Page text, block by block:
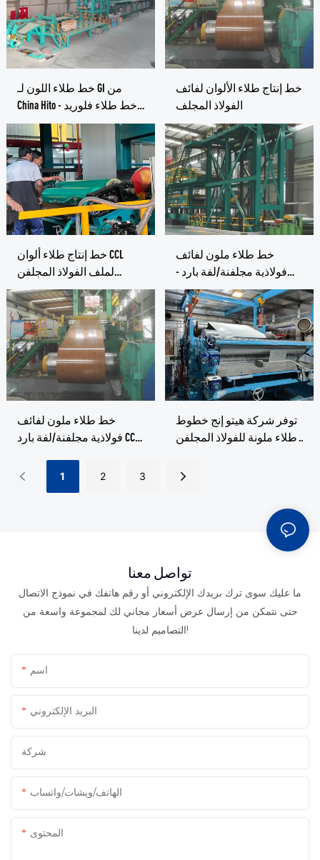
خط طلاء اللون لـ GI من
China Hito - خط طلاء فلوريد
البوليفينيليدين وخط الطلاء
بالألوان
خط إنتاج طلاء الألوان لفائف
الفولاذ المجلف
خط إنتاج طلاء ألوان CCL
لملف الفولاذ المجلفن
الألومنيوم PPGI Hito - خط
طلاء الفلوريد بوليفينيليدين
وخط الطلاء بالألوان
خط طلاء ملون لفائف
فولاذية مجلفنة/لفة بارد -
خط طلاء فلوريد
البوليفينيليدين وخط طلاء
الألوان
خط طلاء ملون لفائف
فولاذية مجلفنة/لفة بارد CCL
فينيلدين وخط الطلاء
بالألوان
توفر شركة هيتو إنج خطوط
طلاء ملونة للفولاذ المجلفن
البارد - خطوط طلاء فلوريد
1 2 3
تواصل معنا
ما عليك سوى ترك بريدك الإلكتروني أو رقم هاتفك في نموذج الاتصال
حتى نتمكن من إرسال عرض أسعار مجاني لك لمجموعة واسعة من
التصاميم لدينا!
اسم
البريد الإلكتروني
شركة
الهاتف/ويشات/واتساب
المحتوى